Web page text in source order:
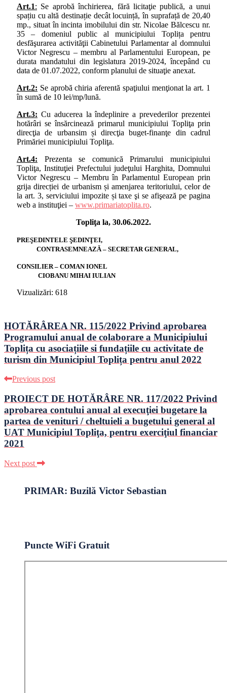
Art.1: Se aprobă închirierea, fără licitaţie publică, a unui
spațiu cu altă destinație decât locuință, în suprafață de 20,40
mp., situat în incinta imobilului din str. Nicolae Bălcescu nr.
35 – domeniul public al municipiului Toplița pentru
desfăşurarea activităţii Cabinetului Parlamentar al domnului
Victor Negrescu – membru al Parlamentului European, pe
durata mandatului din legislatura 2019-2024, începând cu
data de 01.07.2022, conform planului de situaţie anexat.
Art.2: Se aprobă chiria aferentă spaţiului menţionat la art. 1
în sumă de 10 lei/mp/lună.
Art.3: Cu aducerea la îndeplinire a prevederilor prezentei
hotărâri se însărcinează primarul municipiului Topliţa prin
direcţia de urbansim și direcţia buget-finanţe din cadrul
Primăriei municipiului Topliţa.
Art.4:
Prezenta se comunică Primarului municipiului
Topliţa, Instituţiei Prefectului judeţului Harghita, Domnului
Victor Negrescu – Membru în Parlamentul European prin
grija direcției de urbanism și amenjarea teritoriului, celor de
la art. 3, serviciului impozite și taxe şi se afişează pe pagina
web a instituţiei – www.primariatoplita.ro.
Topliţa la, 30.06.2022.
PREŞEDINTELE ŞEDINŢEI,
CONTRASEMNEAZĂ – SECRETAR GENERAL,
CONSILIER – COMAN IONEL
CIOBANU MIHAI IULIAN
Vizualizări: 618
HOTĂRÂREA NR. 115/2022 Privind aprobarea
Programului anual de colaborare a Municipiului
Toplița cu asociațiile si fundațiile cu activitate de
turism din Municipiul Toplița pentru anul 2022
Previous post
PROIECT DE HOTĂRÂRE NR. 117/2022 Privind
aprobarea contului anual al execuţiei bugetare la
partea de venituri / cheltuieli a bugetului general al
UAT Municipiul Topliţa, pentru exerciţiul financiar
2021
Next post
PRIMAR: Buzilă Victor Sebastian
Puncte WiFi Gratuit